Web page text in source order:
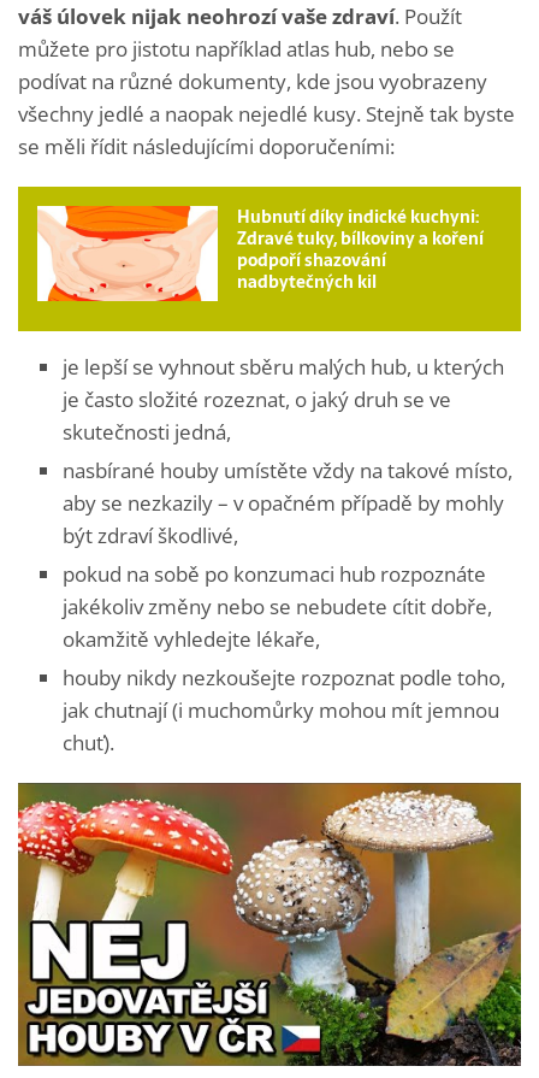
váš úlovek nijak neohrozí vaše zdraví. Použít
můžete pro jistotu například atlas hub, nebo se
podívat na různé dokumenty, kde jsou vyobrazeny
všechny jedlé a naopak nejedlé kusy. Stejně tak byste
se měli řídit následujícími doporučeními:
Hubnutí díky indické kuchyni:
Zdravé tuky, bílkoviny a koření
podpoří shazování
nadbytečných kil
je lepší se vyhnout sběru malých hub, u kterých
je často složité rozeznat, o jaký druh se ve
skutečnosti jedná,
nasbírané houby umístěte vždy na takové místo,
aby se nezkazily – v opačném případě by mohly
být zdraví škodlivé,
pokud na sobě po konzumaci hub rozpoznáte
jakékoliv změny nebo se nebudete cítit dobře,
okamžitě vyhledejte lékaře,
houby nikdy nezkoušejte rozpoznat podle toho,
jak chutnají (i muchomůrky mohou mít jemnou
chuť).